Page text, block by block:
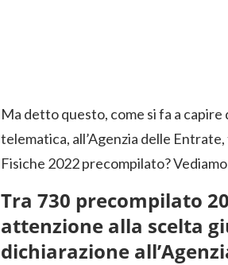
Ma detto questo, come si fa a
telematica, all’Agenzia delle
Fisiche 2022 precompilato?
Tra 730 precompilato
attenzione alla scelta
dichiarazione